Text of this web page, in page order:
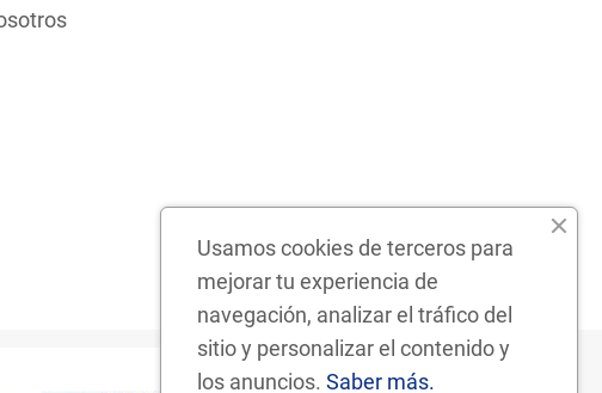
Usamos cookies de terceros para
mejorar tu experiencia de
navegación, analizar el tráfico del
sitio y personalizar el contenido y
los anuncios. Saber más.